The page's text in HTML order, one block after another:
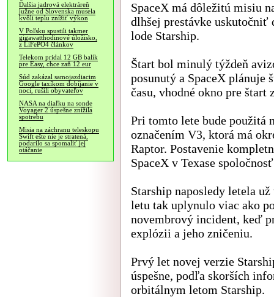
Ďalšia jadrová elektráreň
južne od Slovenska musela
kvôli teplu znížiť výkon
V Poľsku spustili takmer
gigawatthodinové úložisko,
z LiFePO4 článkov
Telekom pridal 12 GB balík
pre Easy, chce zaň 12 eur
Súd zakázal samojazdiacim
Google taxíkom dobíjanie v
noci, rušili obyvateľov
NASA na diaľku na sonde
Voyager 2 úspešne znížila
spotrebu
Misia na záchranu teleskopu
Swift ešte nie je stratená,
podarilo sa spomaliť jej
otáčanie
SpaceX má dôležitú misiu
dlhšej prestávke
lode Starship.
Štart bol minulý týždeň
posunutý a SpaceX plánuje
času, vhodné okno pre štart
Pri tomto lete bude použitá
označením V3, ktorá má
Raptor. Postavenie
SpaceX v Texase
Starship naposledy letela
letu tak uplynulo viac ako
novembrový incident, keď
explózii a jeho zničeniu.
Prvý let novej verzie
úspešne, podľa skorších
orbitálnym letom Starship.